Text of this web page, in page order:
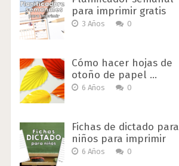
para imprimir gratis
3 Años 0
Cómo hacer hojas de
otoño de papel …
6 Años 0
Fichas de dictado para
niños para imprimir
6 Años 0